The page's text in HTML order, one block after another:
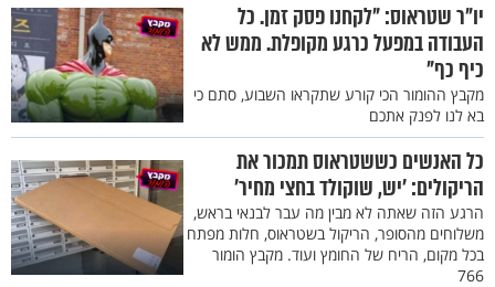
יו"ר שטראוס: "לקחנו פסק זמן. כל
העבודה במפעל כרגע מקופלת. ממש לא
כיף כף"
מקבץ ההומור הכי קורע שתקראו השבוע, סתם כי
בא לנו לפנק אתכם
כל האנשים כששטראוס תמכור את
הריקולים: ’יש, שוקולד בחצי מחיר’
הרגע הזה שאתה לא מבין מה עבר לבנאי בראש,
משלוחים מהסופר, הריקול בשטראוס, חלות מפתח
בכל מקום, הריח של החומץ ועוד. מקבץ הומור
766